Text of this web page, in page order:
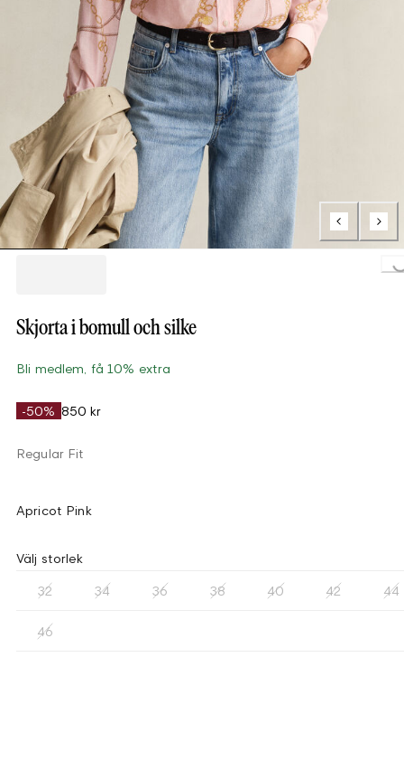
Loading...
Skjorta i bomull och silke
Bli medlem, få 10% extra
-50% 850 kr
Regular Fit
Apricot Pink
Välj storlek
32 34 36 38 40 42 44
46